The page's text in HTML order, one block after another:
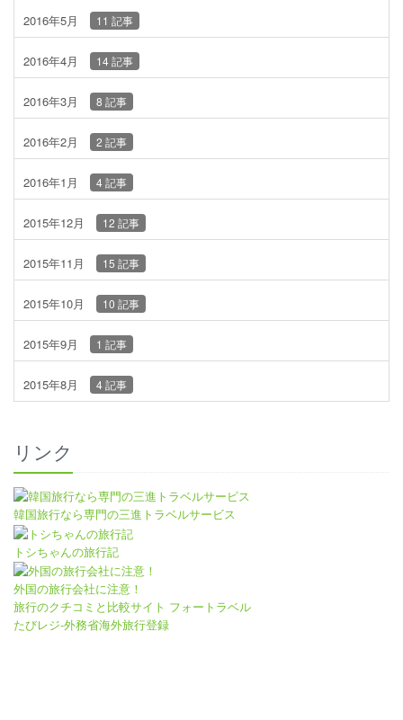
2016年5月 11 記事
2016年4月 14 記事
2016年3月 8 記事
2016年2月 2 記事
2016年1月 4 記事
2015年12月 12 記事
2015年11月 15 記事
2015年10月 10 記事
2015年9月 1 記事
2015年8月 4 記事
リンク
韓国旅行なら専門の三進トラベルサービス
トシちゃんの旅行記
外国の旅行会社に注意！
旅行のクチコミと比較サイト フォートラベル
たびレジ-外務省海外旅行登録